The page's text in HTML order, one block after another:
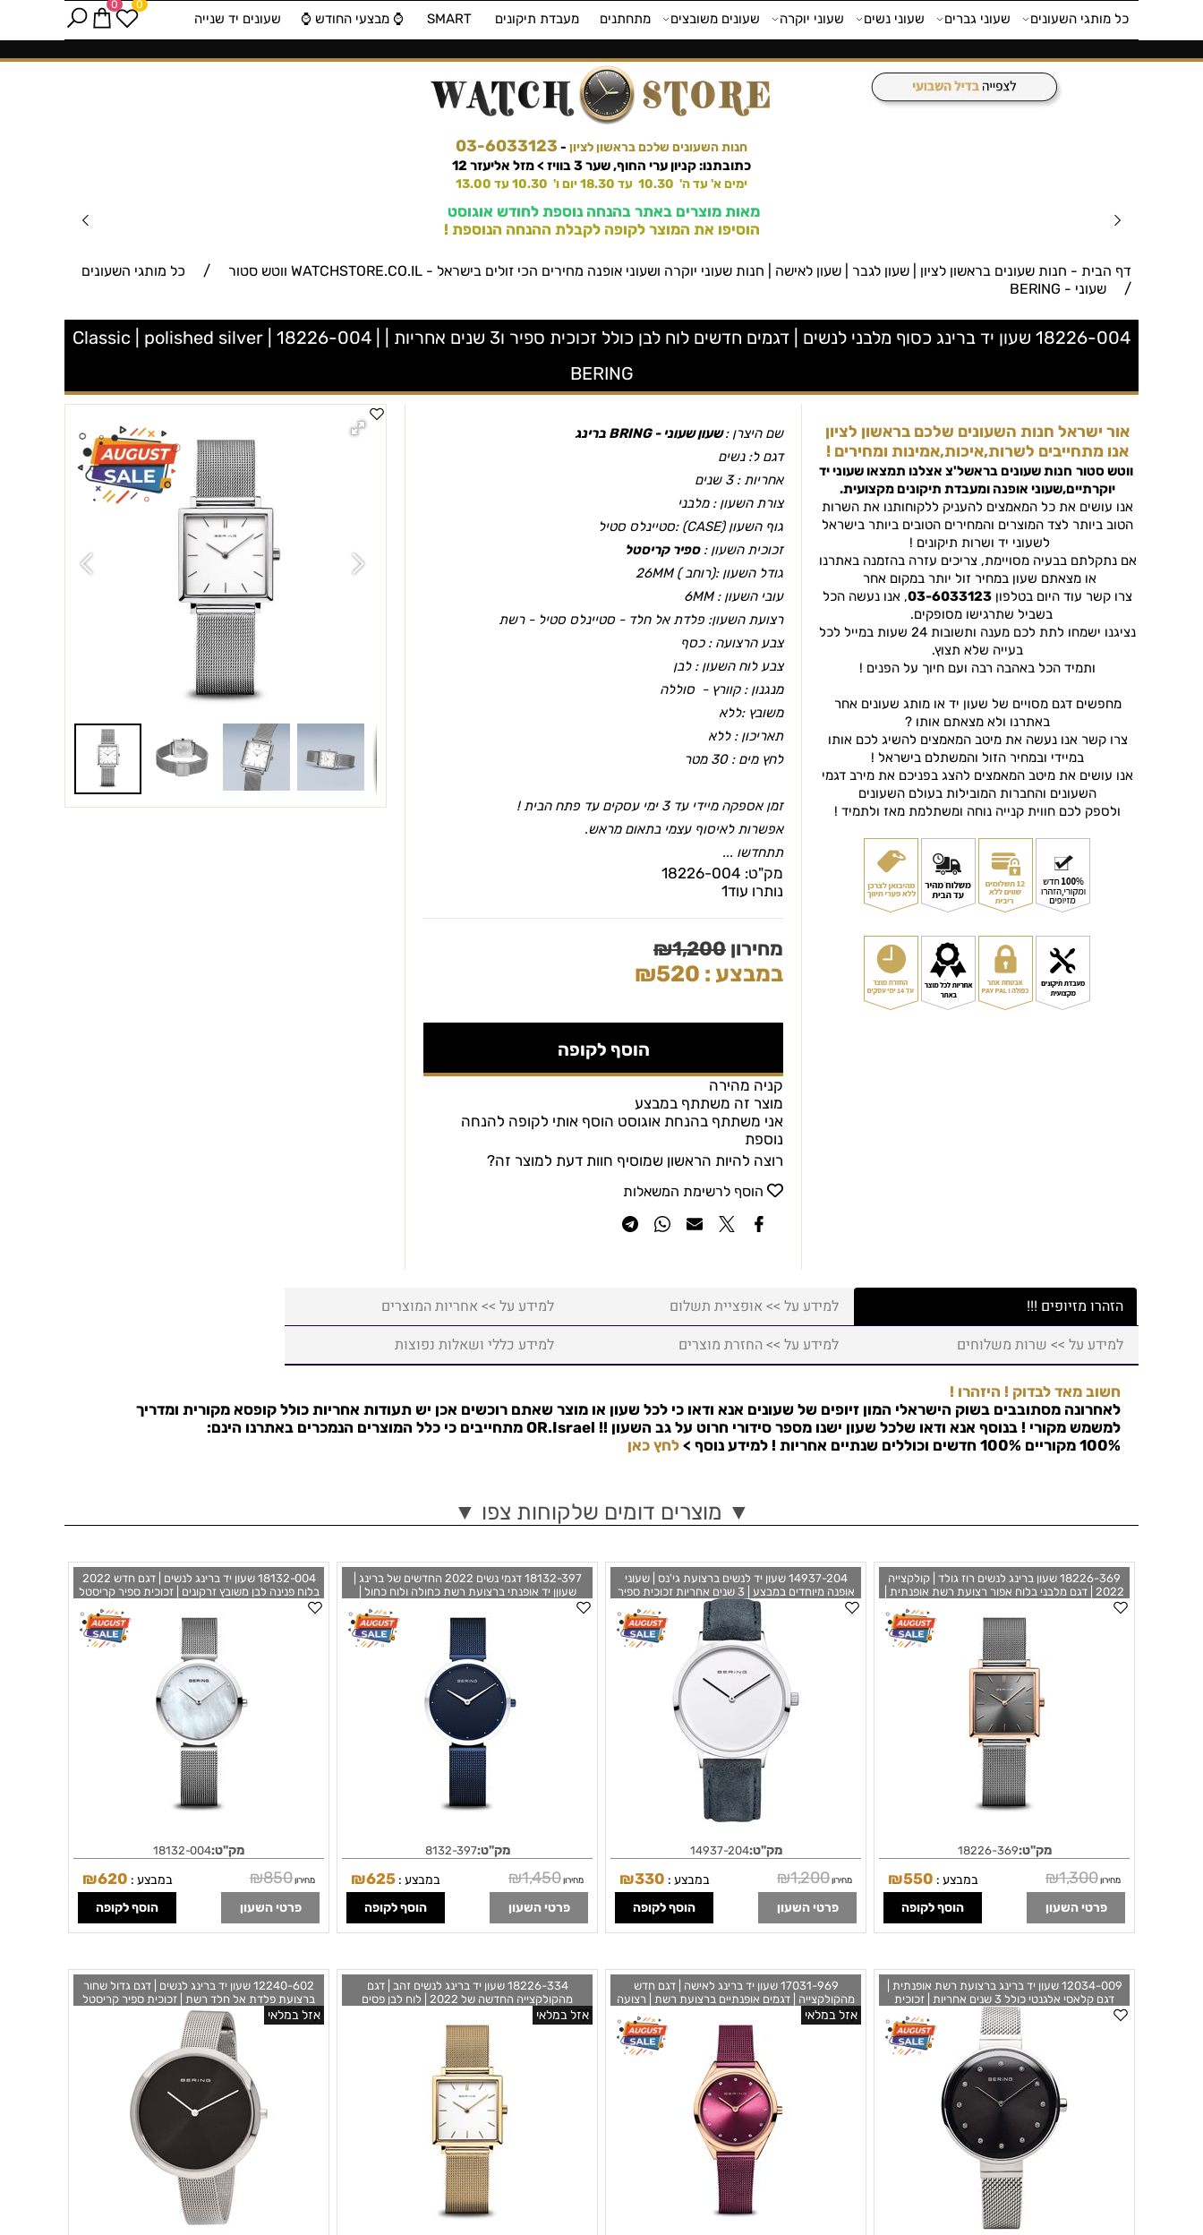
חנות השעונים שלכם בראשון לציון -
03-6033123
כתובתנו: קניון ערי החוף, שער 3 בוויז > מזל אליעזר 12
ימים א' עד ה' 10.30 עד 18.30 יום ו' 10.30 עד 13.00
מאות מוצרים באתר בהנחה נוספת לחודש אוגוסט
הוסיפו את המוצר לקופה לקבלת ההנחה הנוספת !
0 0
כל מותגי השעונים שעוני גברים שעוני נשים שעוני יוקרה שעונים משובצים מתחתנים מעבדת תיקונים SMART ⌚️ מבצעי החודש ⌚️ שעונים יד שנייה
דף הבית - חנות שעונים בראשון לציון | שעון לגבר | שעון לאישה | חנות שעוני יוקרה ושעוני אופנה מחירים הכי זולים בישראל - WATCHSTORE.CO.IL ווטש סטור / כל מותגי השעונים
/ שעוני - BERING
18226-004 שעון יד ברינג כסוף מלבני לנשים | דגמים חדשים לוח לבן כולל זכוכית ספיר ו3 שנים אחריות | Classic | polished silver | 18226-004 |
BERING
שם היצרן :שעון שעוני - BRING ברינג
דגם ל: נשים
אחריות : 3 שנים
צורת השעון : מלבני
גוף השעון (CASEׂ) :סטיינלס סטיל
זכוכית השעון :ספיר קריסטל
גודל השעון :(רוחב ) 26MM
עובי השעון : 6MM
רצועת השעון: פלדת אל חלד - סטיינלס סטיל - רשת
צבע הרצועה : כסף
צבע לוח השעון : לבן
מנגנון : קוורץ - סוללה
משובץ :ללא
תאריכון : ללא
לחץ מים : 30 מטר
זמן אספקה מיידי עד 3 ימי עסקים עד פתח הבית !
אפשרות לאיסוף עצמי בתאום מראש.
תתחדשו ...
מק"ט: 18226-004
נותרו עוד1
מחירון ₪1,200
במבצע : ₪520
הוסף לקופה
קניה מהירה
מוצר זה משתתף במבצע
אני משתתף בהנחת אוגוסט הוסף אותי לקופה להנחה
נוספת
רוצה להיות הראשון שמוסיף חוות דעת למוצר זה?
הוסף לרשימת המשאלות
אור ישראל חנות השעונים שלכם בראשון לציון
אנו מתחייבים לשרות,איכות,אמינות ומחירים !
ווטש סטור חנות שעונים בראשל'צ אצלנו תמצאו שעוני יד
יוקרתיים,שעוני אופנה ומעבדת תיקונים מקצועית.
אנו עושים את כל המאמצים להעניק ללקוחותנו את השרות
הטוב ביותר לצד המוצרים והמחירים הטובים ביותר בישראל
לשעוני יד ושרות תיקונים !
אם נתקלתם בבעיה מסויימת, צריכים עזרה בהזמנה באתרנו
או מצאתם שעון במחיר זול יותר במקום אחר
צרו קשר עוד היום בטלפון 03-6033123, אנו נעשה הכל
בשביל שתרגישו מסופקים.
נציגנו ישמחו לתת לכם מענה ותשובות 24 שעות במייל לכל
בעייה שלא תצוץ.
ותמיד הכל באהבה רבה ועם חיוך על הפנים !
מחפשים דגם מסויים של שעון יד או מותג שעונים אחר
באתרנו ולא מצאתם אותו ?
צרו קשר אנו נעשה את מיטב המאמצים להשיג לכם אותו
במיידי ובמחיר הזול והמשתלם בישראל !
אנו עושים את מיטב המאמצים להצג בפניכם את מירב דגמי
השעונים והחברות המובילות בעולם השעונים
ולספק לכם חווית קנייה נוחה ומשתלמת מאז ולתמיד !
הזהרו מזיופים !!! למידע על >> אופציית תשלום
למידע על >> אחריות המוצרים
למידע על >> שרות משלוחים
למידע על >> החזרת מוצרים למידע כללי ושאלות נפוצות
חשוב מאד לבדוק ! היזהרו !
לאחרונה מסתובבים בשוק הישראלי המון זיופים של שעונים אנא ודאו כי לכל שעון או מוצר שאתם רוכשים אכן יש תעודות אחריות כולל קופסא מקורית ומדריך
למשמש מקורי ! בנוסף אנא ודאו שלכל שעון ישנו מספר סידורי חרוט על גב השעון !! OR.Israel מתחייבים כי כלל המוצרים הנמכרים באתרנו הינם:
100% מקוריים 100% חדשים וכוללים שנתיים אחריות !
למידע נוסף > לחץ כאן
▼ מוצרים דומים שלקוחות צפו ▼
18226-369 שעון ברינג לנשים רוז גולד | קולקצייה
2022 | דגם מלבני בלוח אפור רצועת רשת אופנתית |
18226-369 | BERING
מק"ט:18226-369
מחירון ₪1,300 במבצע : ₪550
פרטי השעון הוסף לקופה
14937-204 שעון יד לנשים ברצועת גי'נס | שעוני
אופנה מיוחדים במבצע | 3 שנים אחריות זכוכית ספיר
קריסטל | לוח לבן חלק | Bering Ladies Watch
Wristwatch - 14937-204 Leather
מק"ט:14937-204
מחירון ₪1,200 במבצע : ₪330
פרטי השעון הוסף לקופה
18132-397 דגמי נשים 2022 החדשים של ברינג |
שעוןן יד אופנתי ברצועת רשת כחולה ולוח כחול |
32mm Classic Blue Steel Mesh Quartz Watch
18132-397
מק"ט:8132-397
מחירון ₪1,450 במבצע : ₪625
פרטי השעון הוסף לקופה
18132-004 שעון יד ברינג לנשים | דגם חדש 2022
בלוח פנינה לבן משובץ זרקונים | זכוכית ספיר קריסטל
silver | 18132-004
מק"ט:18132-004
מחירון ₪850 במבצע : ₪620
פרטי השעון הוסף לקופה
12034-009 שעון יד ברינג ברצועת רשת אופנתית |
דגם קלאסי אלגנטי כולל 3 שנים אחריות | זכוכית
Stainless Steel Quartz Watch with Textile
Strap 12034-009
17031-969 שעון יד ברינג לאישה | דגם חדש
מהקולקצייה | דגמים אופנתיים ברצועת רשת | רצועה
| שעון דק ונוח Ultra Slim | polished rose gold |
17031-969 |
אזל במלאי
18226-334 שעון יד ברינג לנשים זהב | דגם
מהקולקצייה החדשה של 2022 | לוח לבן פסים
| polished gold | 18226-334 | BERING
אזל במלאי
12240-602 שעון יד ברינג לנשים | דגם גדול שחור
ברצועת פלדת אל חלד רשת | זכוכית ספיר קריסטל
Classic Quartz Movement Black Dial Ladies
Watch 12240-602
אזל במלאי